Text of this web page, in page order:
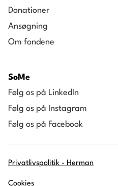
Donationer
Ansøgning
Om fondene
SoMe
Følg os på LinkedIn
Følg os på Instagram
Følg os på Facebook
Privatlivspolitik - Herman
Cookies